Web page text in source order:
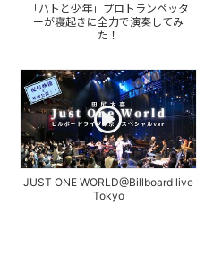
LIVE
VIDEO
JUST ONE
「ハトと少年」プロトランペッタ
ーが寝起きに全力で演奏してみ
た！
JUST ONE WORLD@Billboard live
Tokyo